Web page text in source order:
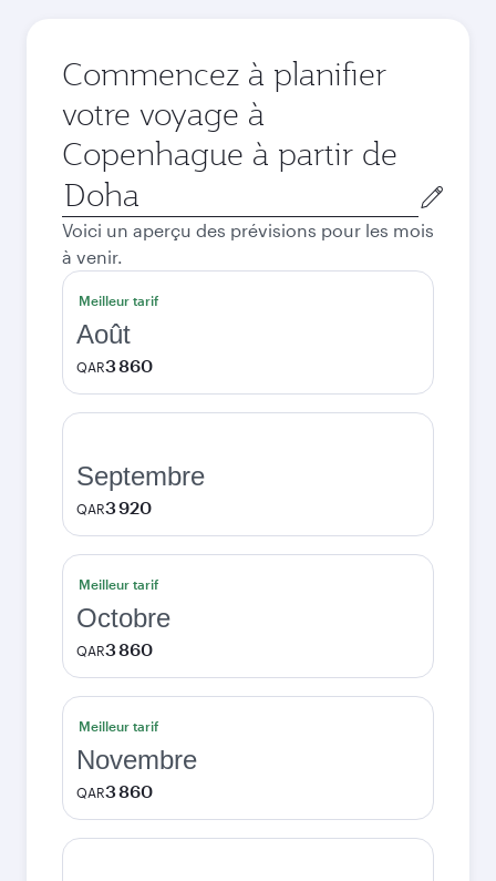
Commencez à planifier
votre voyage à
Copenhague à partir de
Ville
de
départ
Voici un aperçu des prévisions pour les mois
à venir.
Meilleur tarif
Août
QAR3 860
Septembre
QAR3 920
Meilleur tarif
Octobre
QAR3 860
Meilleur tarif
Novembre
QAR3 860